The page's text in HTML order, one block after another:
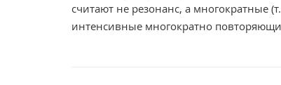
считают не резонанс, а многократные
интенсивные многократно